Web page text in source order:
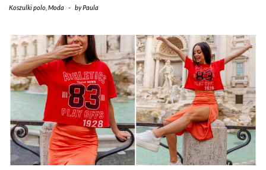
Koszulki polo Moda - byPaula